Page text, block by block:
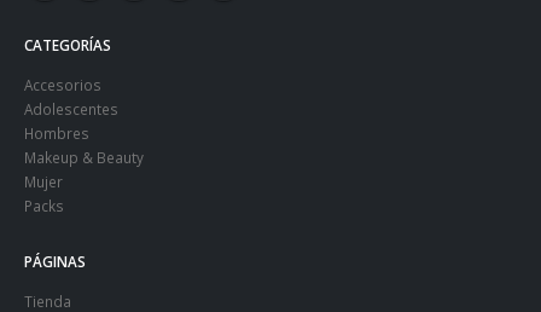
CATEGORÍAS
Accesorios
Adolescentes
Hombres
Makeup & Beauty
Mujer
Packs
PÁGINAS
Tienda